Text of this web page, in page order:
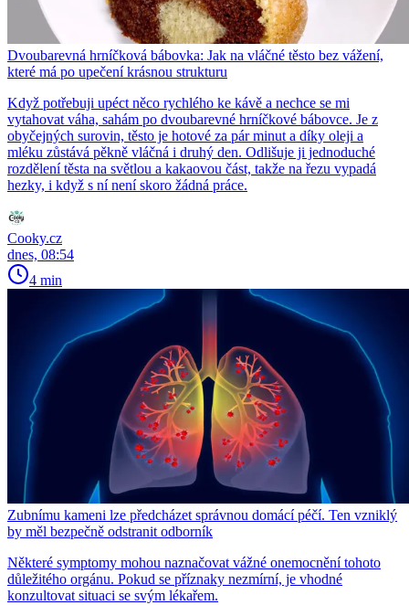
Dvoubarevná hrníčková bábovka: Jak na vláčné těsto bez vážení,
které má po upečení krásnou strukturu
Když potřebuji upéct něco rychlého ke kávě a nechce se mi
vytahovat váha, sahám po dvoubarevné hrníčkové bábovce. Je z
obyčejných surovin, těsto je hotové za pár minut a díky oleji a
mléku zůstává pěkně vláčná i druhý den. Odlišuje ji jednoduché
rozdělení těsta na světlou a kakaovou část, takže na řezu vypadá
hezky, i když s ní není skoro žádná práce.
Cooky.cz
dnes, 08:54
4 min
Zubnímu kameni lze předcházet správnou domácí péčí. Ten vzniklý
by měl bezpečně odstranit odborník
Některé symptomy mohou naznačovat vážné onemocnění tohoto
důležitého orgánu. Pokud se příznaky nezmírní, je vhodné
konzultovat situaci se svým lékařem.